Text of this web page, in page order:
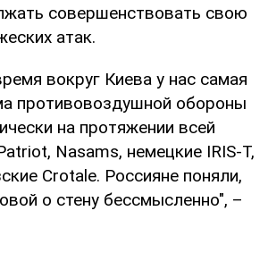
совершенствовать свою
атак.
вокруг Киева у нас самая
противовоздушной обороны
на протяжении всей
Nasams, немецкие IRIS-T,
Crotale. Россияне поняли,
о стену бессмысленно", –